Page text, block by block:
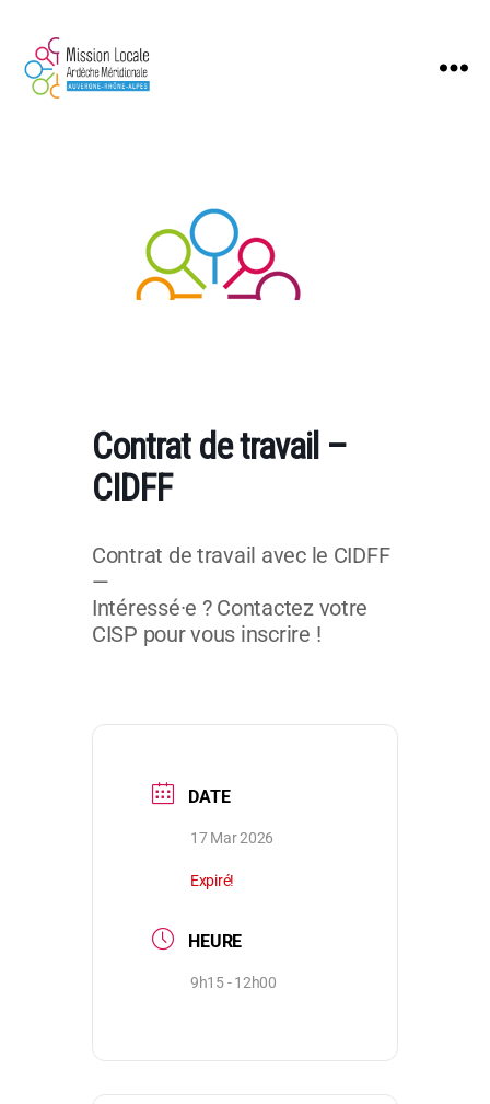
Contrat de travail –
CIDFF
Contrat de travail avec le CIDFF
—
Intéressé·e ? Contactez votre
CISP pour vous inscrire !
DATE
17 Mar 2026
Expiré!
HEURE
9h15 - 12h00